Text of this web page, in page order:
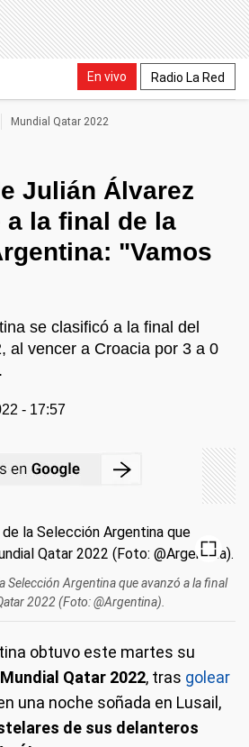
En vivo Radio La Red
Mundial Qatar 2022
Julián Álvarez
la final de la
"Vamos
se clasificó a la final del
al vencer a Croacia por 3 a 0
- 17:57
Selección Argentina que avanzó a la final
2022 (Foto: @Argentina).
obtuvo este martes su
Mundial Qatar 2022, tras golear
una noche soñada en Lusail,
de sus delanteros